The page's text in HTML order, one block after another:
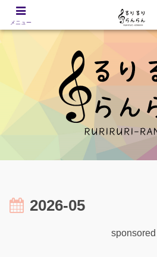
2026-05
sponsored
メニュー